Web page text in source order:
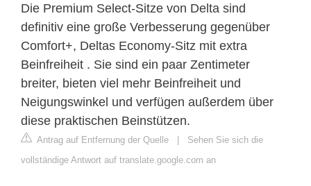
Die Premium Select-Sitze von Delta sind
definitiv eine große Verbesserung gegenüber
Comfort+, Deltas Economy-Sitz mit extra
Beinfreiheit . Sie sind ein paar Zentimeter
breiter, bieten viel mehr Beinfreiheit und
Neigungswinkel und verfügen außerdem über
diese praktischen Beinstützen.
Antrag auf Entfernung der Quelle
Sehen Sie sich die
vollständige Antwort auf translate.google.com an